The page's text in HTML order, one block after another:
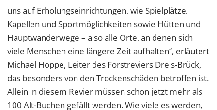
uns auf Erholungseinrichtungen, wie Spielplätze,
Kapellen und Sportmöglichkeiten sowie Hütten und
Hauptwanderwege – also alle Orte, an denen sich
viele Menschen eine längere Zeit aufhalten“, erläutert
Michael Hoppe, Leiter des Forstreviers Dreis-Brück,
das besonders von den Trockenschäden betroffen ist.
Allein in diesem Revier müssen schon jetzt mehr als
100 Alt-Buchen gefällt werden. Wie viele es werden,